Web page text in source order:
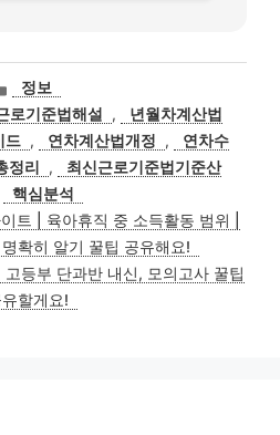
카
테
고
리
정보
로기준법해설 ,
년월차계산법
드 , 연차계산법개정 ,
연차수
정리 ,
최신근로기준법기준산
핵심분석
트 | 육아휴직 중 소득활동 범위 |
확히 알기 꿀팁 공유해요!
등부 단과반 내신, 모의고사 꿀팁
유할게요!